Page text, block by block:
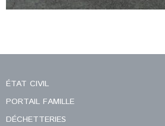
ÉTAT CIVIL
PORTAIL FAMILLE
DÉCHETTERIES